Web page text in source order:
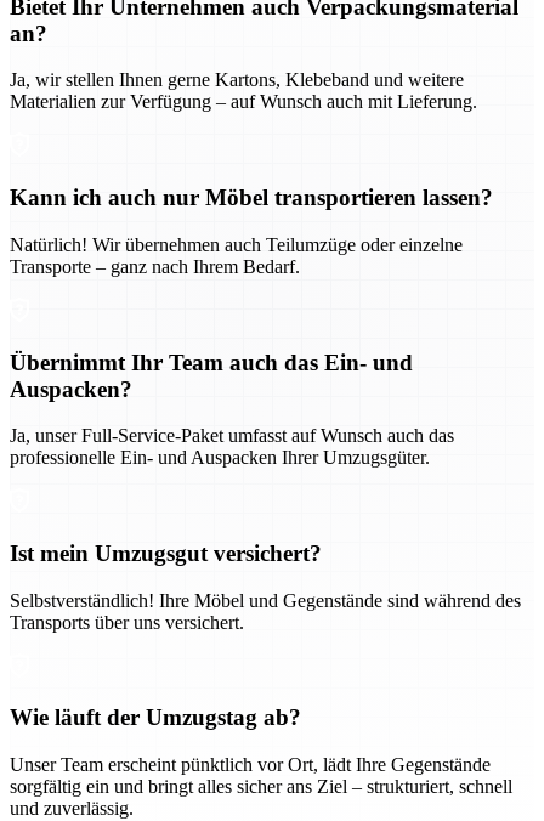
Bietet Ihr Unternehmen auch Verpackungsmaterial
an?
Ja, wir stellen Ihnen gerne Kartons, Klebeband und weitere
Materialien zur Verfügung – auf Wunsch auch mit Lieferung.
Kann ich auch nur Möbel transportieren lassen?
Natürlich! Wir übernehmen auch Teilumzüge oder einzelne
Transporte – ganz nach Ihrem Bedarf.
Übernimmt Ihr Team auch das Ein- und
Auspacken?
Ja, unser Full-Service-Paket umfasst auf Wunsch auch das
professionelle Ein- und Auspacken Ihrer Umzugsgüter.
Ist mein Umzugsgut versichert?
Selbstverständlich! Ihre Möbel und Gegenstände sind während des
Transports über uns versichert.
Wie läuft der Umzugstag ab?
Unser Team erscheint pünktlich vor Ort, lädt Ihre Gegenstände
sorgfältig ein und bringt alles sicher ans Ziel – strukturiert, schnell
und zuverlässig.